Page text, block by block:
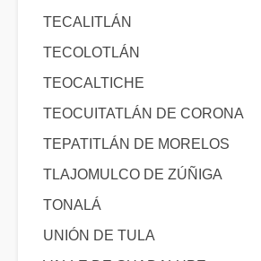
TECALITLÁN
TECOLOTLÁN
TEOCALTICHE
TEOCUITATLÁN DE CORONA
TEPATITLÁN DE MORELOS
TLAJOMULCO DE ZÚÑIGA
TONALÁ
UNIÓN DE TULA